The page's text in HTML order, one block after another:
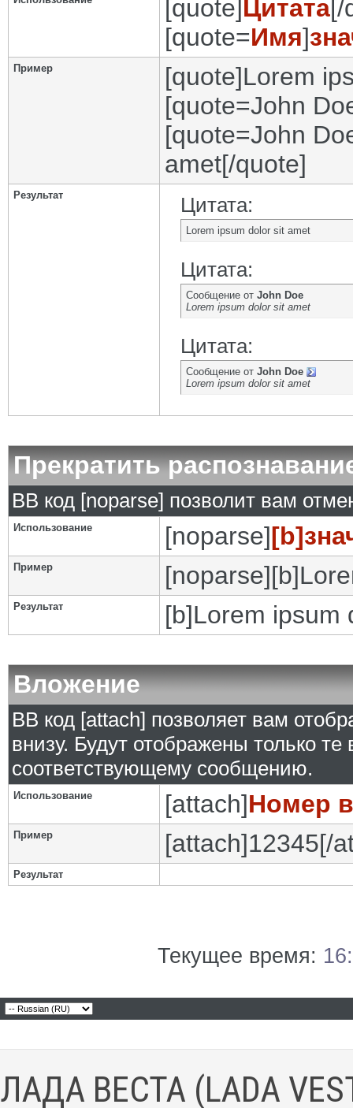
[quote]Цитата[/
[quote=Имя]
Пример
[quote]Lorem
[quote=John
[quote=John
amet[/quote]
Результат Цитата:
Lorem ipsum dolor sit amet
Цитата:
Сообщение от John Doe
Lorem ipsum dolor sit amet
Цитата:
Сообщение от John Doe
Lorem ipsum dolor sit amet
Прекратить
BB код [noparse] позволит вам
Использование [noparse]
Пример
Результат [b]Lorem ipsum
Вложение
BB код [attach] позволяет вам
внизу. Будут отображены только
соответствующему сообщению.
Использование [attach]Номер
Пример [attach]12345[/
Результат
Текущее время:
ЛАДА ВЕСТА (LADA